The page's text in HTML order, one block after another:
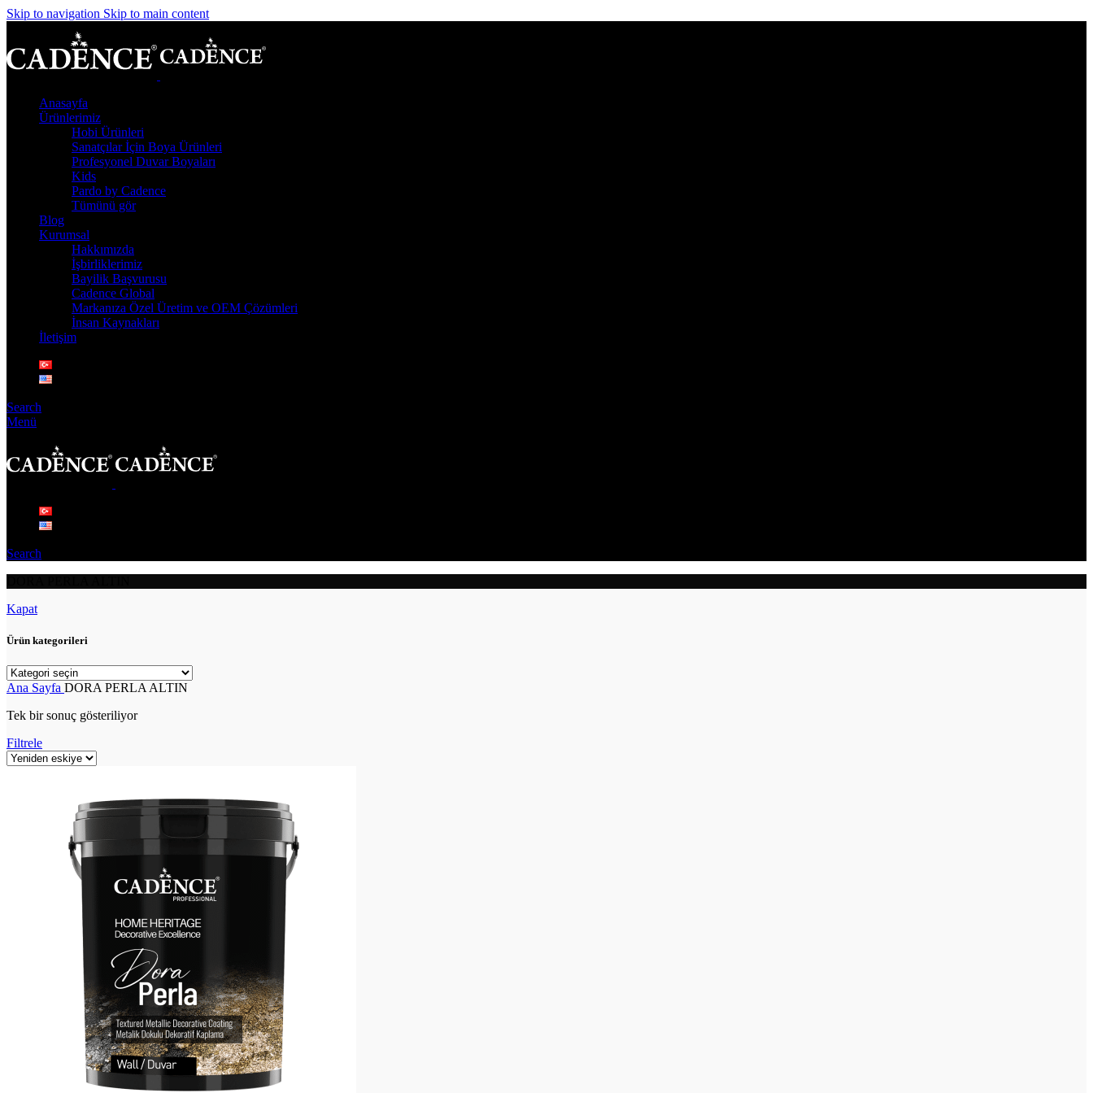
Skip to navigation Skip to main content
Anasayfa
Ürünlerimiz
Hobi Ürünleri
Sanatçılar İçin Boya Ürünleri
Profesyonel Duvar Boyaları
Kids
Pardo by Cadence
Tümünü gör
Blog
Kurumsal
Hakkımızda
İşbirliklerimiz
Bayilik Başvurusu
Cadence Global
Markanıza Özel Üretim ve OEM Çözümleri
İnsan Kaynakları
İletişim
Search
Menü
Search
Kapat
Ürün kategorileri
Ana Sayfa DORA PERLA ALTIN
Tek bir sonuç gösteriliyor
Filtrele